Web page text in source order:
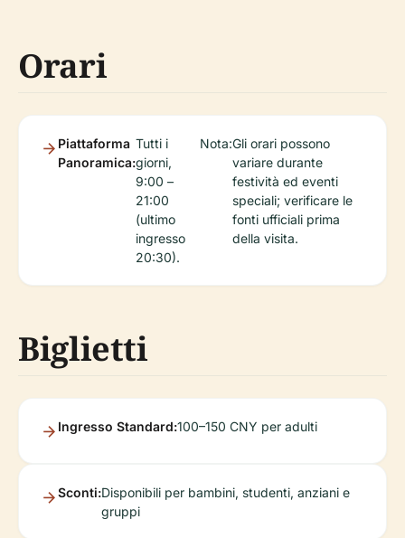
Orari
Piattaforma
Panoramica:
Tutti i
giorni,
9:00 –
21:00
(ultimo
ingresso
20:30).
Nota:Gli orari possono
variare durante
festività ed eventi
speciali; verificare le
fonti ufficiali prima
della visita.
Biglietti
Ingresso Standard:100–150 CNY per adulti
Sconti:Disponibili per bambini, studenti, anziani e
gruppi